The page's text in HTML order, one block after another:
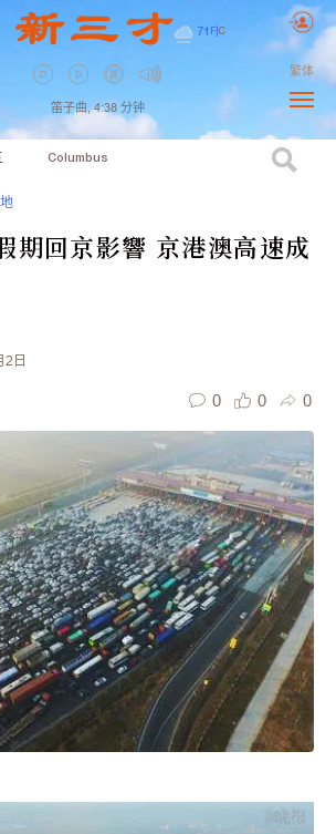
71 F| C
笛子曲, 4:38 分钟
繁体
Columbus
期回京影響 京港澳高速成
日
0 0 0